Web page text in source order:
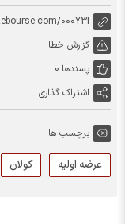
000Y3I
گزارش خطا
پسندها:0
اشتراک گذاری
برچسب ها:
عرضه اولیه کولان